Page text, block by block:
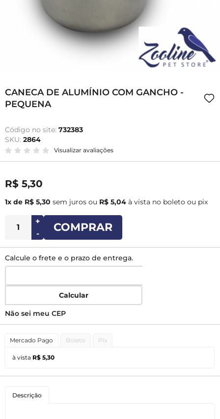
CANECA DE ALUMÍNIO COM GANCHO -
PEQUENA
Código no site: 732383
SKU: 2864
Visualizar avaliações
R$ 5,30
1x de R$ 5,30 sem juros ou R$ 5,04 à vista no boleto ou pix
+
-
COMPRAR
Calcule o frete e o prazo de entrega.
Calcular
Não sei meu CEP
Mercado Pago Boleto Pix
à vista R$ 5,30
Descrição